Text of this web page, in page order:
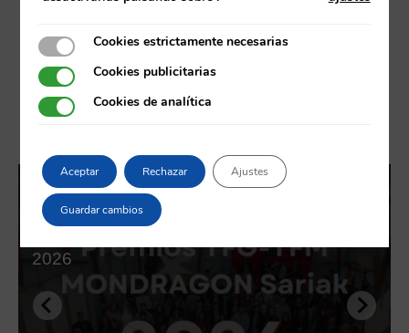
NOTICIAS
Ya puedes conocer el jurado de los
2026
Cookies estrictamente necesarias
Cookies estrictamente necesarias
Cookies publicitarias
Cookies publicitarias
Cookies de analítica
Cookies de analítica
Aceptar Rechazar Ajustes
Guardar cambios